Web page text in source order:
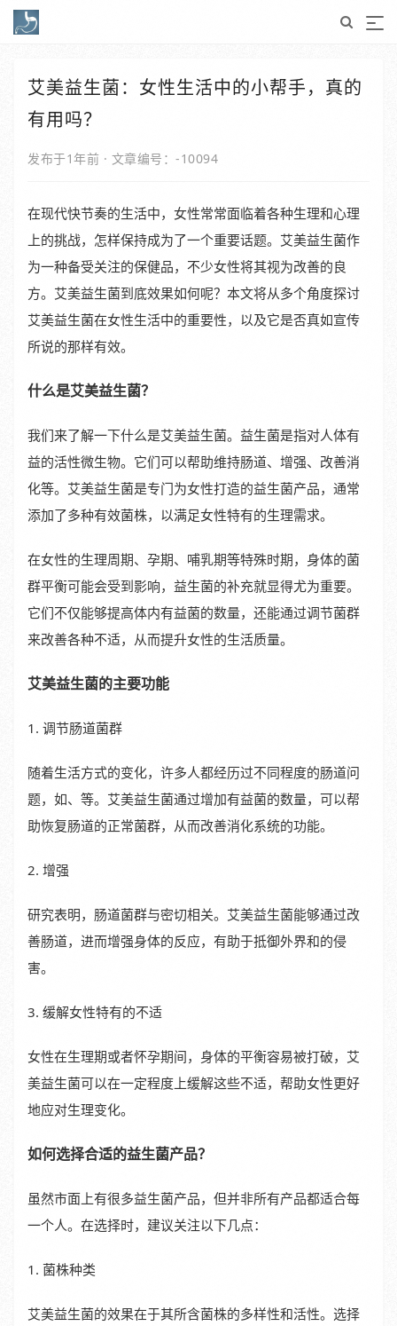
艾美益生菌：女性生活中的小帮手，真的
有用吗？
发布于1年前 · 文章编号：-10094
在现代快节奏的生活中，女性常常面临着各种生理和心理
上的挑战，怎样保持成为了一个重要话题。艾美益生菌作
为一种备受关注的保健品，不少女性将其视为改善的良
方。艾美益生菌到底效果如何呢？本文将从多个角度探讨
艾美益生菌在女性生活中的重要性，以及它是否真如宣传
所说的那样有效。
什么是艾美益生菌？
我们来了解一下什么是艾美益生菌。益生菌是指对人体有
益的活性微生物。它们可以帮助维持肠道、增强、改善消
化等。艾美益生菌是专门为女性打造的益生菌产品，通常
添加了多种有效菌株，以满足女性特有的生理需求。
在女性的生理周期、孕期、哺乳期等特殊时期，身体的菌
群平衡可能会受到影响，益生菌的补充就显得尤为重要。
它们不仅能够提高体内有益菌的数量，还能通过调节菌群
来改善各种不适，从而提升女性的生活质量。
艾美益生菌的主要功能
1. 调节肠道菌群
随着生活方式的变化，许多人都经历过不同程度的肠道问
题，如、等。艾美益生菌通过增加有益菌的数量，可以帮
助恢复肠道的正常菌群，从而改善消化系统的功能。
2. 增强
研究表明，肠道菌群与密切相关。艾美益生菌能够通过改
善肠道，进而增强身体的反应，有助于抵御外界和的侵
害。
3. 缓解女性特有的不适
女性在生理期或者怀孕期间，身体的平衡容易被打破，艾
美益生菌可以在一定程度上缓解这些不适，帮助女性更好
地应对生理变化。
如何选择合适的益生菌产品？
虽然市面上有很多益生菌产品，但并非所有产品都适合每
一个人。在选择时，建议关注以下几点：
1. 菌株种类
艾美益生菌的效果在于其所含菌株的多样性和活性。选择